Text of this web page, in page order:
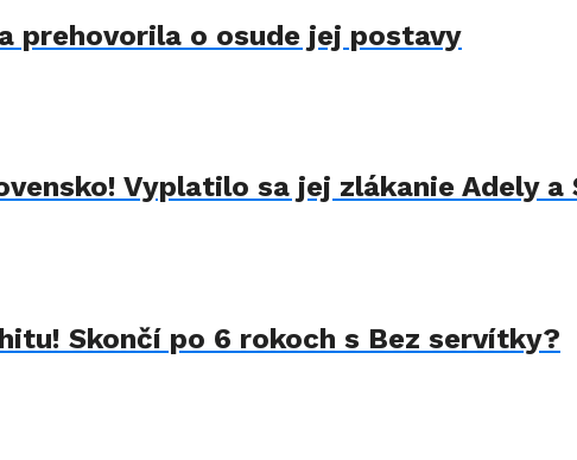
prehovorila o osude jej postavy
Vyplatilo sa jej zlákanie Adely a
Skončí po 6 rokoch s Bez servítky?